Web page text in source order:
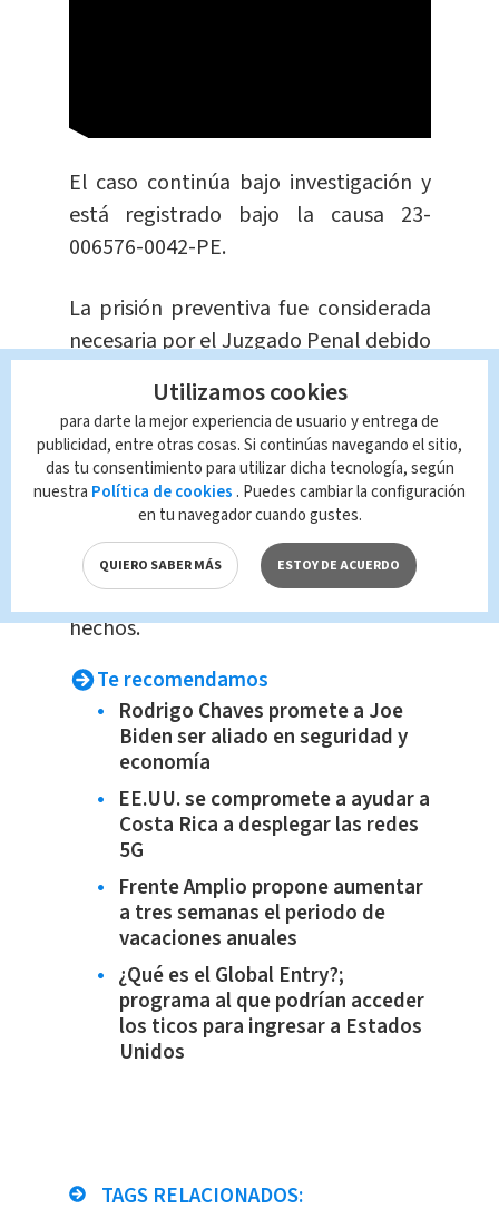
El caso continúa bajo investigación y
está registrado bajo la causa 23-
006576-0042-PE.
La prisión preventiva fue considerada
necesaria por el Juzgado Penal debido
presuntamente cometidos y para
asegurar que lamujer no interfiera en
el proceso de investigación.
La medida se mantendrá durante los
próximos tres meses mientras se
reúnen más pruebas y se aclaran los
hechos.
Te recomendamos
Rodrigo Chaves promete a Joe
Biden ser aliado en seguridad y
economía
EE.UU. se compromete a ayudar a
Costa Rica a desplegar las redes
5G
Frente Amplio propone aumentar
a tres semanas el periodo de
vacaciones anuales
¿Qué es el Global Entry?;
programa al que podrían acceder
los ticos para ingresar a Estados
Unidos
TAGS RELACIONADOS:
Utilizamos cookies
para darte la mejor experiencia de usuario y entrega de
publicidad, entre otras cosas. Si continúas navegando el sitio,
das tu consentimiento para utilizar dicha tecnología, según
nuestra Política de cookies . Puedes cambiar la configuración
en tu navegador cuando gustes.
QUIERO SABER MÁS ESTOY DE ACUERDO